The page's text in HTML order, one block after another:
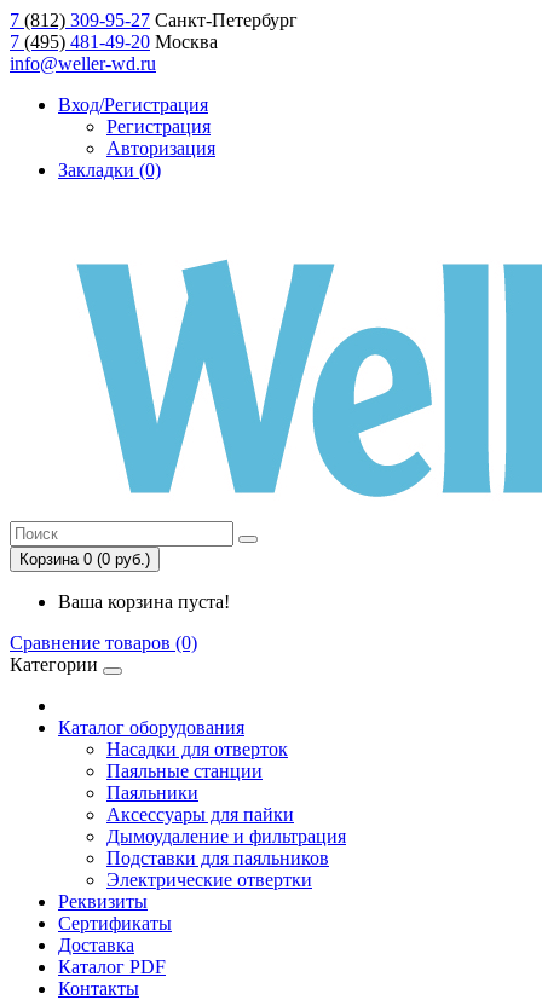
7 (812) 309-95-27 Санкт-Петербург
7 (495) 481-49-20 Москва
info@weller-wd.ru
Вход/Регистрация
Регистрация
Авторизация
Закладки (0)
Корзина 0 (0 руб.)
Ваша корзина пуста!
Сравнение товаров (0)
Категории
Каталог оборудования
Насадки для отверток
Паяльные станции
Паяльники
Аксессуары для пайки
Дымоудаление и фильтрация
Подставки для паяльников
Электрические отвертки
Реквизиты
Сертификаты
Доставка
Каталог PDF
Контакты